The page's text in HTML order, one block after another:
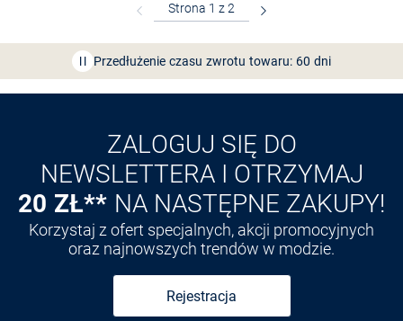
Przedłużenie czasu zwrotu towaru: 60 dni
Odkryj aplikację VANGRAAF
ZALOGUJ SIĘ DO
NEWSLETTERA I OTRZYMAJ
20 ZŁ** NA NASTĘPNE ZAKUPY!
Korzystaj z ofert specjalnych, akcji promocyjnych
oraz najnowszych trendów w modzie.
Rejestracja